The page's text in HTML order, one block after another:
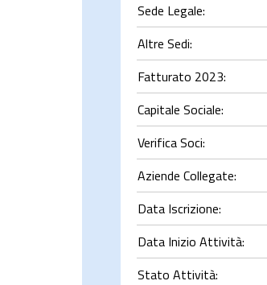
Sede Legale:
Altre Sedi:
Fatturato 2023:
Capitale Sociale:
Verifica Soci:
Aziende Collegate:
Data Iscrizione:
Data Inizio Attività:
Stato Attività: